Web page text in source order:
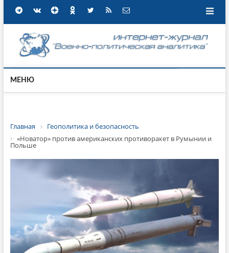
МЕНЮ
Главная
Геополитика и безопасность
«Новатор» против американских противоракет в Румынии и
Польше